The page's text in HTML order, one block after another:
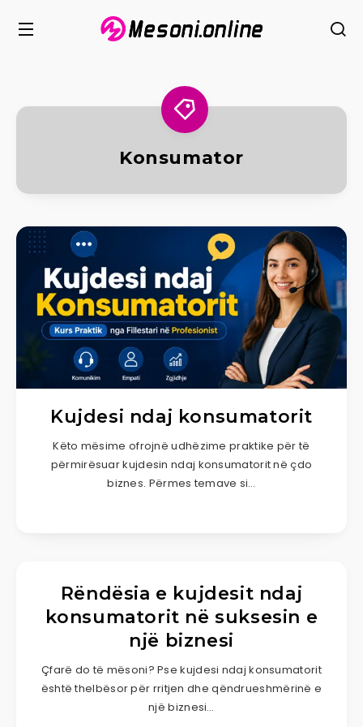
Konsumator
Kujdesi ndaj konsumatorit
Këto mësime ofrojnë udhëzime praktike për të
përmirësuar kujdesin ndaj konsumatorit në çdo
biznes. Përmes temave si…
Rëndësia e kujdesit ndaj
konsumatorit në suksesin e
një biznesi
Çfarë do të mësoni? Pse kujdesi ndaj konsumatorit
është thelbësor për rritjen dhe qëndrueshmërinë e
një biznesi…